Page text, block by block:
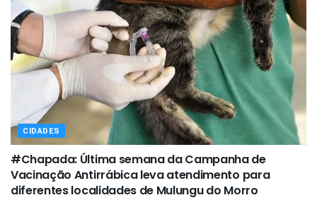
CIDADES
#Chapada: Última semana da Campanha de
Vacinação Antirrábica leva atendimento para
diferentes localidades de Mulungu do Morro